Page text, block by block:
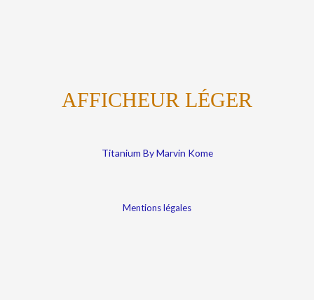
AFFICHEUR LÉGER
Titanium By Marvin Kome
Mentions légales